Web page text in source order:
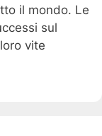
il mondo. Le
sul
vite